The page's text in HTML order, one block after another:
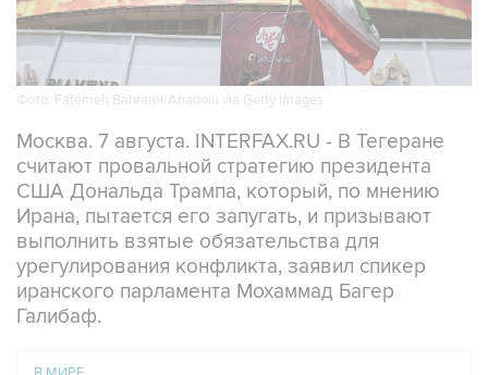
Фото: Fatemeh Bahrami/Anadolu via Getty Images
Москва. 7 августа. INTERFAX.RU - В Тегеране
считают провальной стратегию президента
США Дональда Трампа, который, по мнению
Ирана, пытается его запугать, и призывают
выполнить взятые обязательства для
урегулирования конфликта, заявил спикер
иранского парламента Мохаммад Багер
Галибаф.